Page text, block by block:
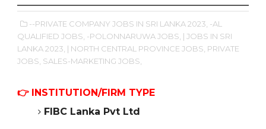
--PRIVATE COMPANY JOBS IN SRI LANKA 2023, -AL
QUALIFIED JOBS, -POLONNARUWA JOBS, | JOBS IN SRI
LANKA 2023, | NORTH CENTRAL PROVINCE JOBS, PRIVATE
JOBS, SALES-MARKETING JOBS,
👉 INSTITUTION/FIRM TYPE
FIBC Lanka Pvt Ltd